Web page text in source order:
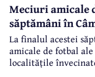
Meciuri amicale
săptămâni în
La finalul acestei
amicale de fotbal
localitățile